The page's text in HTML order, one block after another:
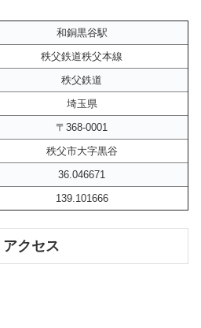
和銅黒谷駅
秩父鉄道秩父本線
秩父鉄道
埼玉県
〒368-0001
秩父市大字黒谷
36.046671
139.101666
クセス